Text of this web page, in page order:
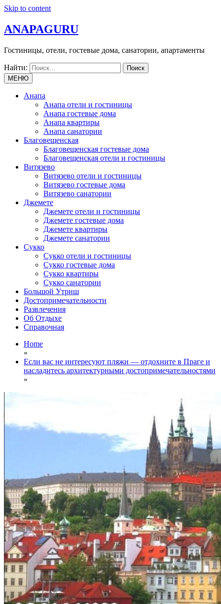
Skip to content
ANAPAGURU
Гостиницы, отели, гостевые дома, санатории, апартаменты
Найти:
МЕНЮ
Анапа
Анапа отели и гостиницы
Анапа гостевые дома
Анапа квартиры
Анапа санатории
Благовещенская
Благовещенская гостевые дома
Благовещенская отели и гостиницы
Витязево
Витязево отели и гостиницы
Витязево гостевые дома
Витязево санатории
Джемете
Джемете отели и гостиницы
Джемете гостевые дома
Джемете квартиры
Джемете санатории
Сукко
Сукко отели и гостиницы
Сукко гостевые дома
Сукко квартиры
Сукко санатории
Большой Утриш
Достопримечательности
Развлечения
Об Отдыхе
Справочная
Home
»
Если вас не интересуют пляжи — отдохните в Праге и
насладитесь архитектурными достопримечательностями
»